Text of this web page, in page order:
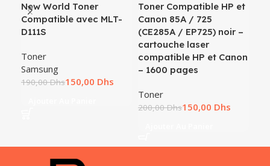
New World Toner
Compatible avec MLT-
D111S
Toner
Samsung
190,00Dhs150,00 Dhs
Toner Compatible HP et
Canon 85A / 725
(CE285A / EP725) noir –
cartouche laser
compatible HP et Canon
– 1600 pages
Toner
200,00Dhs150,00 Dhs